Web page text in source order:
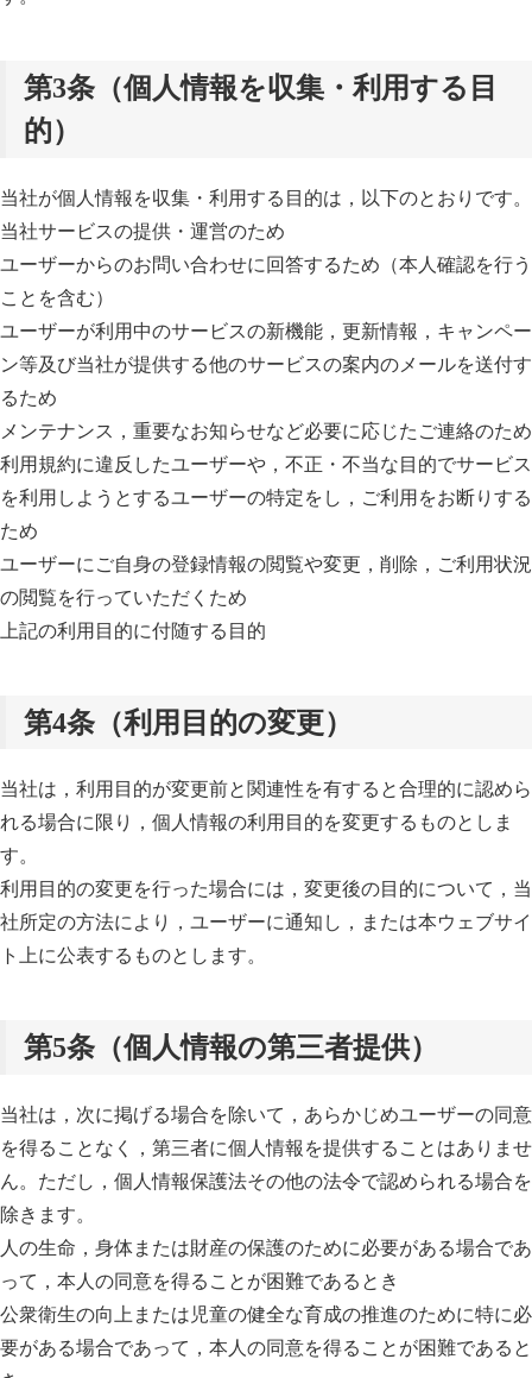
第3条（個人情報を収集・利用する目
的）
当社が個人情報を収集・利用する目的は，以下のとおりです。
当社サービスの提供・運営のため
ユーザーからのお問い合わせに回答するため（本人確認を行う
ことを含む）
ユーザーが利用中のサービスの新機能，更新情報，キャンペー
ン等及び当社が提供する他のサービスの案内のメールを送付す
るため
メンテナンス，重要なお知らせなど必要に応じたご連絡のため
利用規約に違反したユーザーや，不正・不当な目的でサービス
を利用しようとするユーザーの特定をし，ご利用をお断りする
ため
ユーザーにご自身の登録情報の閲覧や変更，削除，ご利用状況
の閲覧を行っていただくため
上記の利用目的に付随する目的
第4条（利用目的の変更）
当社は，利用目的が変更前と関連性を有すると合理的に認めら
れる場合に限り，個人情報の利用目的を変更するものとしま
す。
利用目的の変更を行った場合には，変更後の目的について，当
社所定の方法により，ユーザーに通知し，または本ウェブサイ
ト上に公表するものとします。
第5条（個人情報の第三者提供）
当社は，次に掲げる場合を除いて，あらかじめユーザーの同意
を得ることなく，第三者に個人情報を提供することはありませ
ん。ただし，個人情報保護法その他の法令で認められる場合を
除きます。
人の生命，身体または財産の保護のために必要がある場合であ
って，本人の同意を得ることが困難であるとき
公衆衛生の向上または児童の健全な育成の推進のために特に必
要がある場合であって，本人の同意を得ることが困難であると